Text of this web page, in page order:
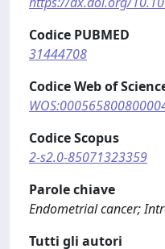
Codice PUBMED
31444708
Codice Web of
Codice Scopus
2-s2.0-85071323359
Parole chiave
Endometrial cancer;
Tutti gli autori